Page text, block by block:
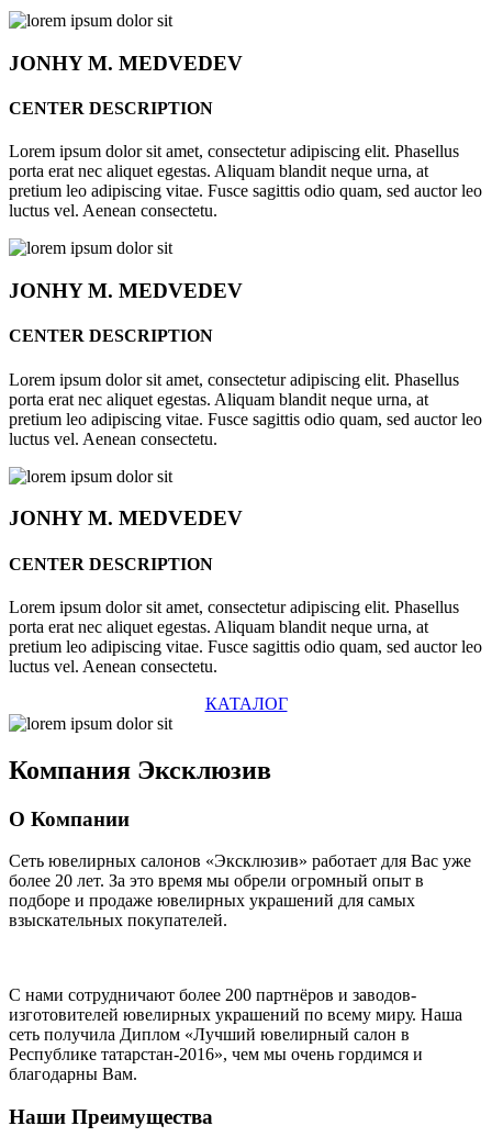
JONHYM. MEDVEDEV
CENTER DESCRIPTION
Lorem ipsum dolor sit amet, consectetur adipiscing elit. Phasellus
porta erat nec aliquet egestas. Aliquam blandit neque urna, at
pretium leo adipiscing vitae. Fusce sagittis odio quam, sed auctor leo
luctus vel. Aenean consectetu.
JONHYM. MEDVEDEV
CENTER DESCRIPTION
Lorem ipsum dolor sit amet, consectetur adipiscing elit. Phasellus
porta erat nec aliquet egestas. Aliquam blandit neque urna, at
pretium leo adipiscing vitae. Fusce sagittis odio quam, sed auctor leo
luctus vel. Aenean consectetu.
JONHYM. MEDVEDEV
CENTER DESCRIPTION
Lorem ipsum dolor sit amet, consectetur adipiscing elit. Phasellus
porta erat nec aliquet egestas. Aliquam blandit neque urna, at
pretium leo adipiscing vitae. Fusce sagittis odio quam, sed auctor leo
luctus vel. Aenean consectetu.
КАТАЛОГ
Компания Эксклюзив
О Компании
Сеть ювелирных салонов «Эксклюзив» работает для Вас уже
более 20 лет. За это время мы обрели огромный опыт в
подборе и продаже ювелирных украшений для самых
взыскательных покупателей.
С нами сотрудничают более 200 партнёров и заводов-
изготовителей ювелирных украшений по всему миру. Наша
сеть получила Диплом «Лучший ювелирный салон в
Республике татарстан-2016», чем мы очень гордимся и
благодарны Вам.
Наши Преимущества